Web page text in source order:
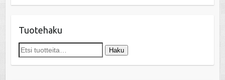
Tuotehaku
Etsi: Haku